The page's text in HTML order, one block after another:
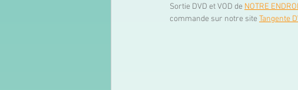
Sortie DVD et VOD de NOTRE
commande sur notre site Tangente